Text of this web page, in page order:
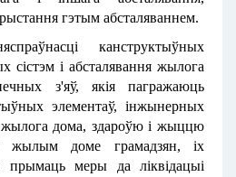
гэтым абсталяваннем.
канструктыўных
сістэм і абсталявання жылога
з'яў, якія пагражаюць
элементаў, інжынерных
жылога дома, здароўю і жыццю
жылым доме грамадзян, іх
прымаць меры да ліквідацыі